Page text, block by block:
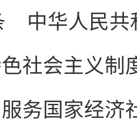
中华人民共
社会主义制
务国家经济